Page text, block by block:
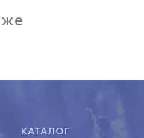
КАТАЛОГ